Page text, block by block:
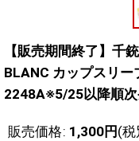
【販売期間終了】千
BLANC カップスリ
2248A※5/25以降順
販売価格: 1,300円 (税